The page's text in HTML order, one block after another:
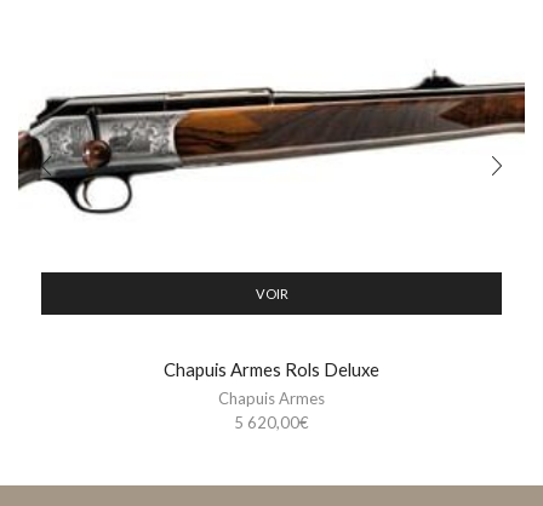
VOIR
Chapuis Armes Rols Deluxe
Chapuis Armes
5 620,00€